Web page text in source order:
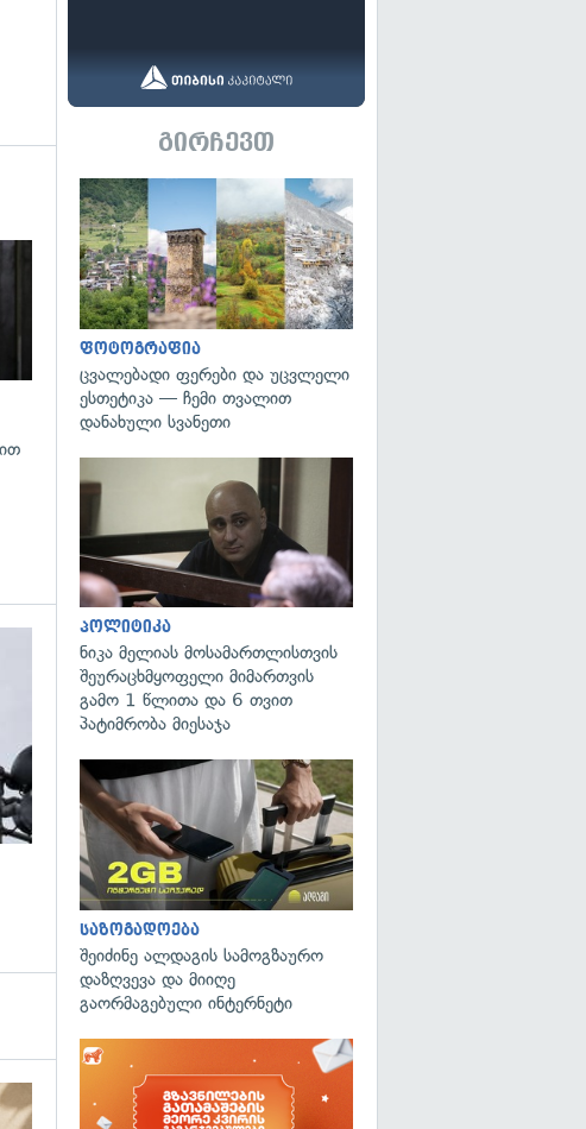
გადახედვა
გადახედვა
გირჩევთ
ფოტოგრაფია
ცვალებადი ფერები და უცვლელი
ესთეტიკა — ჩემი თვალით
დანახული სვანეთი
პოლიტიკა
ნიკა მელიას მოსამართლისთვის
შეურაცხმყოფელი მიმართვის
გამო 1 წლითა და 6 თვით
პატიმრობა მიესაჯა
საზოგადოება
შეიძინე ალდაგის სამოგზაურო
დაზღვევა და მიიღე
გაორმაგებული ინტერნეტი